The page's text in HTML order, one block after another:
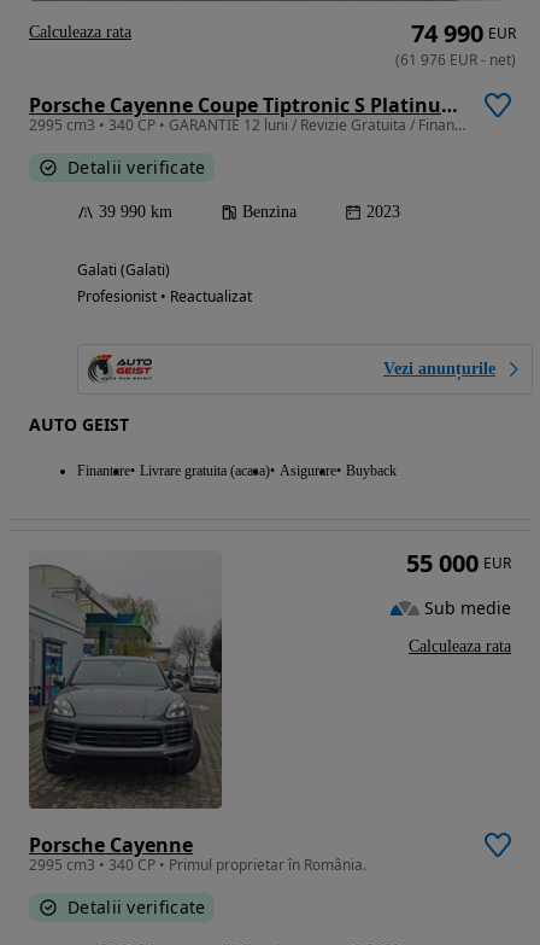
Porsche Cayenne Coupe Tiptronic S Platinum Edition
2995 cm3 • 340 CP • GARANTIE 12 luni / Revizie Gratuita / Finantare / Rulaj certificat
Detalii verificate
39 990 km Benzina 2023
Galati (Galati)
Profesionist • Reactualizat
Vezi anunțurile
AUTO GEIST
Finantare Livrare gratuita (acasa) Asigurare Buyback
74 990 EUR
(61 976 EUR- net)
Calculeaza rata
Porsche Cayenne
2995 cm3 • 340 CP • Primul proprietar în România.
Detalii verificate
55 000 EUR
Sub medie
Calculeaza rata